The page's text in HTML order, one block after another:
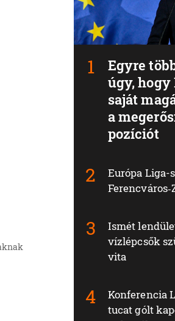
Egyre
úgy, hogy
saját
a
pozíciót
Európa Liga-
Ismét
vízlépcsők
vita
Konferencia
tucat gólt